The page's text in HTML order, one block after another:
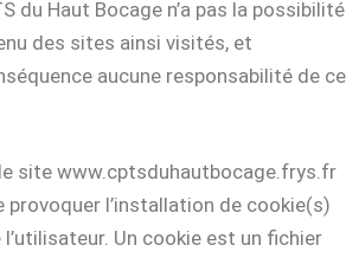
du Haut Bocage n’a pas la possibilité
des sites ainsi visités, et
aucune responsabilité de ce
site www.cptsduhautbocage.frys.fr
l’installation de cookie(s)
l’utilisateur. Un cookie est un fichier